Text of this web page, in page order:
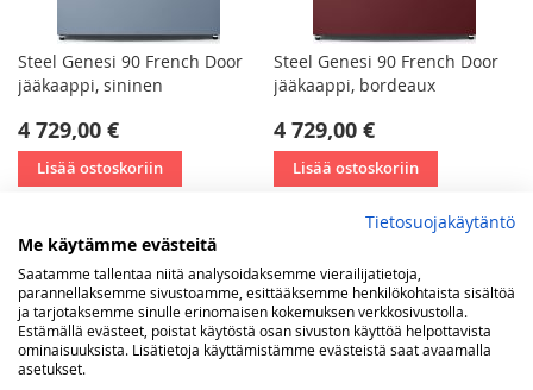
Steel Genesi 90 French Door
jääkaappi, sininen
4 729,00 €
Lisää ostoskoriin
Steel Genesi 90 French Door
jääkaappi, bordeaux
4 729,00 €
Lisää ostoskoriin
Tietosuojakäytäntö
Me käytämme evästeitä
Saatamme tallentaa niitä analysoidaksemme vierailijatietoja,
parannellaksemme sivustoamme, esittääksemme henkilökohtaista sisältöä
ja tarjotaksemme sinulle erinomaisen kokemuksen verkkosivustolla.
Estämällä evästeet, poistat käytöstä osan sivuston käyttöä helpottavista
ominaisuuksista. Lisätietoja käyttämistämme evästeistä saat avaamalla
asetukset.